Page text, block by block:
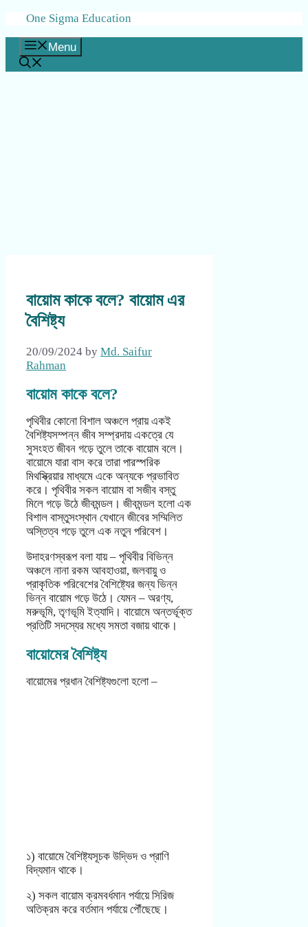
Skip
content
One Sigma Education
Menu
বায়োম কাকে বলে? বায়োম এর
বৈশিষ্ট্য
20/09/2024 by Md. Saifur
Rahman
বায়োম কাকে বলে?
পৃথিবীর কোনো বিশাল অঞ্চলে প্রায় একই
বৈশিষ্ট্যসম্পন্ন জীব সম্প্রদায় একত্রে যে
সুসংহত জীবন গড়ে তুলে তাকে বায়োম বলে।
বায়োমে যারা বাস করে তারা পারস্পরিক
মিথস্ক্রিয়ার মাধ্যমে একে অন্যকে প্রভাবিত
করে। পৃথিবীর সকল বায়োম বা সজীব বস্তু
মিলে গড়ে উঠে জীবমন্ডল। জীবমন্ডল হলো এক
বিশাল বাস্তুসংস্থান যেখানে জীবের সম্মিলিত
অস্তিত্ব গড়ে তুলে এক নতুন পরিবেশ।
উদাহরণস্বরূপ বলা যায় – পৃথিবীর বিভিন্ন
অঞ্চলে নানা রকম আবহাওয়া, জলবায়ু ও
প্রাকৃতিক পরিবেশের বৈশিষ্ট্যের জন্য ভিন্ন
ভিন্ন বায়োম গড়ে উঠে। যেমন – অরণ্য,
মরুভূমি, তৃণভূমি ইত্যাদি। বায়োমে অন্তর্ভূক্ত
প্রতিটি সদস্যের মধ্যে সমতা বজায় থাকে।
বায়োমের বৈশিষ্ট্য
বায়োমের প্রধান বৈশিষ্ট্যগুলো হলো –
১) বায়োমে বৈশিষ্ট্যসূচক উদ্ভিদ ও প্রাণি
বিদ্যমান থাকে।
২) সকল বায়োম ক্রমবর্ধমান পর্যায়ে সিরিজ
অতিক্রম করে বর্তমান পর্যায়ে পৌঁছেছে।